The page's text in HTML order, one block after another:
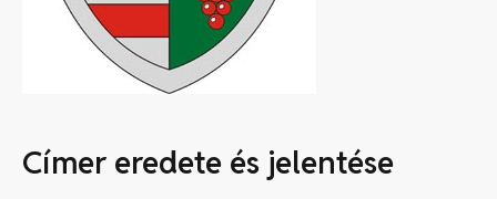
Címer eredete és jelentése